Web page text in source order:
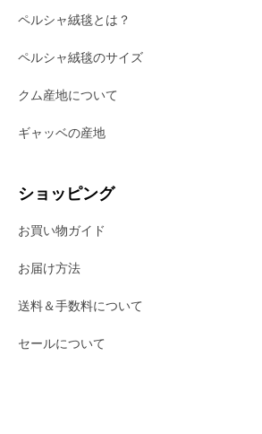
ペルシャ絨毯とは？
ペルシャ絨毯のサイズ
クム産地について
ギャッベの産地
ショッピング
お買い物ガイド
お届け方法
送料＆手数料について
セールについて